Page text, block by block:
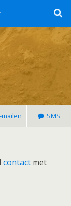
mailen SMS
contact met